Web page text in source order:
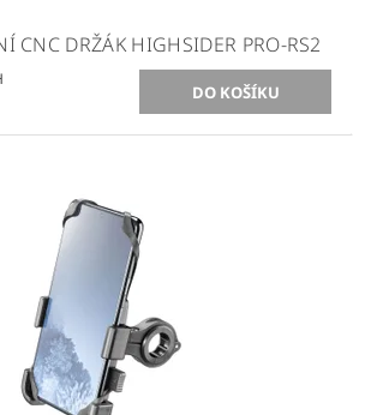
CNC DRŽÁK HIGHSIDER PRO-RS2